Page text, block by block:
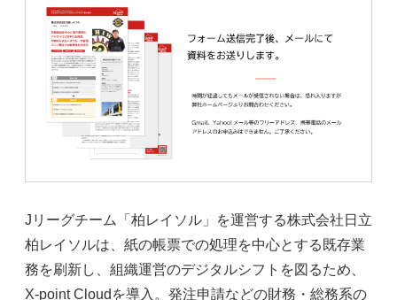
Jリーグチーム「柏レイソル」を運営する株式会社日立
柏レイソルは、紙の帳票での処理を中心とする既存業
務を刷新し、組織運営のデジタルシフトを図るため、
X-point Cloudを導入。発注申請などの財務・総務系の